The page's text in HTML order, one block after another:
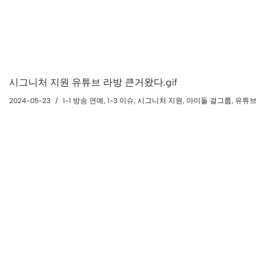
시그니처 지원 유튜브 라방 큰거왔다.gif
2024-05-23 1-1 방송 연예, 1-3 이슈, 시그니처 지원, 아이돌 걸그룹, 유튜브